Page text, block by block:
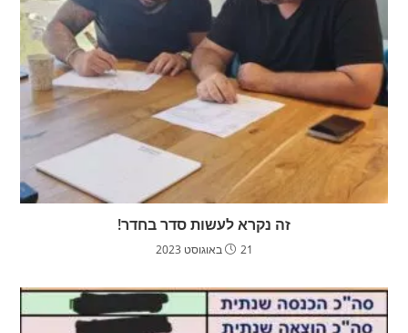
זה נקרא לעשות סדר בחדר!
21 באוגוסט 2023